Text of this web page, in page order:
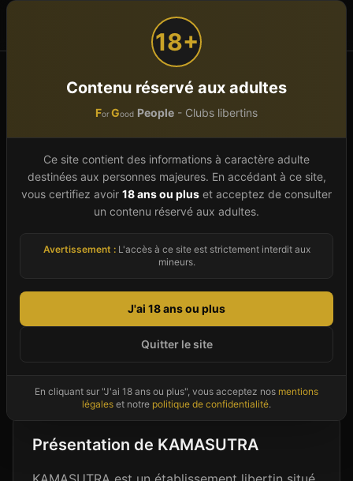
18+
Contenu réservé aux adultes
ForGood People - Clubs libertins
Ce site contient des informations à caractère adulte
destinées aux personnes majeures. En accédant à ce site,
vous certifiez avoir 18 ans ou plus et acceptez de consulter
un contenu réservé aux adultes.
Avertissement :L'accès à ce site est strictement interdit aux
mineurs.
J'ai 18 ans ou plus
Quitter le site
En cliquant sur "J'ai 18 ans ou plus", vous acceptez nos mentions
légales et notre politique de confidentialité.
Accueil Occitanie Hérault (34)
CAP D AGDE
KAMASUTRA
Spa LibertinÀCAP D AGDE
Établissement vérifié
10 boulevard des Matelots - Port Nature 1,
Spa & Wellness
Donne ton avis (anonyme, sans inscription)
Images d'illustration
Présentation de KAMASUTRA